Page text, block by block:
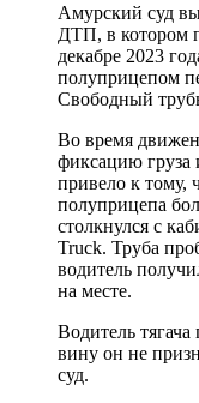
Амурский суд
ДТП, в котором
декабре 2023
полуприцепом
Свободный
Во время
фиксацию груза
привело к тому,
полуприцепа
столкнулся с
Truck. Труба
водитель
на месте.
Водитель
вину он не
суд.